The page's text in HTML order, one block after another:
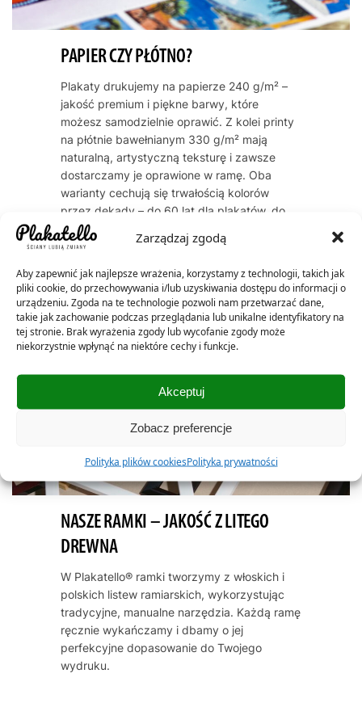
Zarządzaj zgodą
Aby zapewnić jak najlepsze wrażenia, korzystamy z technologii, takich jak
pliki cookie, do przechowywania i/lub uzyskiwania dostępu do informacji o
urządzeniu. Zgoda na te technologie pozwoli nam przetwarzać dane,
takie jak zachowanie podczas przeglądania lub unikalne identyfikatory na
tej stronie. Brak wyrażenia zgody lub wycofanie zgody może
niekorzystnie wpłynąć na niektóre cechy i funkcje.
Akceptuj
Zobacz preferencje
Polityka plików cookiesPolityka prywatności
PAPIER CZY PŁÓTNO?
Plakaty drukujemy na papierze 240 g/m² –
jakość premium i piękne barwy, które
możesz samodzielnie oprawić. Z kolei printy
na płótnie bawełnianym 330 g/m² mają
naturalną, artystyczną teksturę i zawsze
dostarczamy je oprawione w ramę. Oba
warianty cechują się trwałością kolorów
przez dekady – do 60 lat dla plakatów, do
200 lat dla płócien.
NASZE RAMKI – JAKOŚĆ Z LITEGO
DREWNA
W Plakatello® ramki tworzymy z włoskich i
polskich listew ramiarskich, wykorzystując
tradycyjne, manualne narzędzia. Każdą ramę
ręcznie wykańczamy i dbamy o jej
perfekcyjne dopasowanie do Twojego
wydruku.